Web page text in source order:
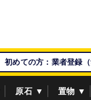
初めての方：業者登録（
原石 ▼ 置物 ▼